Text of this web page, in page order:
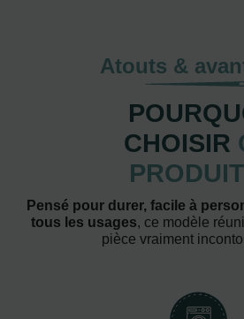
Atouts &
CHOISIR
Pensé pour durer, facile à
tous les usages, ce modèle
pièce vraiment